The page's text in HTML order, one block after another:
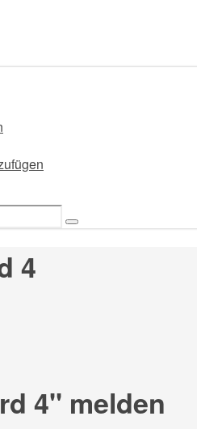
4
4" melden